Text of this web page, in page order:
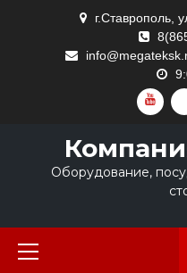
г.Ставрополь,
Оборудование,
Primary
Menu